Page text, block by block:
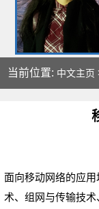
当前位置: 中文主页
面向移动网络的应
术、组网与传输技术